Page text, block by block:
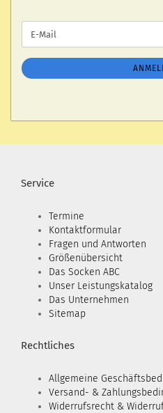
ZUR
ANMELDUNG
E-
Mail
Service
Termine
Kontaktformular
Fragen und Antworten
Größenübersicht
Das Socken ABC
Unser Leistungskatalog
Das Unternehmen
Sitemap
Rechtliches
Allgemeine
Versand- &
Widerrufsrecht &